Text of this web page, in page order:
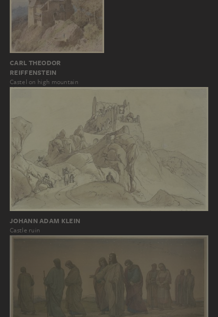
CARL THEODOR
REIFFENSTEIN
Castel on high mountain
JOHANN ADAM KLEIN
Castle ruin